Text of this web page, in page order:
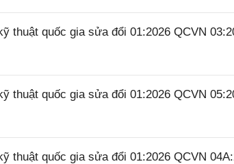
thuật quốc gia sửa đổi 01:2026 QCVN
thuật quốc gia sửa đổi 01:2026 QCVN
thuật quốc gia sửa đổi 01:2026 QCVN